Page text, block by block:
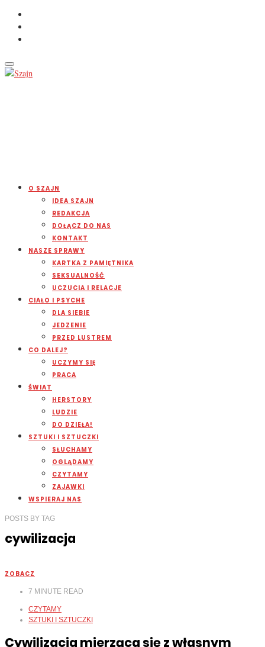
O SZAJN
IDEA SZAJN
REDAKCJA
DOŁĄCZ DO NAS
KONTAKT
NASZE SPRAWY
KARTKA Z PAMIĘTNIKA
SEKSUALNOŚĆ
UCZUCIA I RELACJE
CIAŁO I PSYCHE
DLA SIEBIE
JEDZENIE
PRZED LUSTREM
CO DALEJ?
UCZYMY SIĘ
PRACA
ŚWIAT
HERSTORY
LUDZIE
DO DZIEŁA!
SZTUKI I SZTUCZKI
SŁUCHAMY
OGLĄDAMY
CZYTAMY
ZAJAWKI
WSPIERAJ NAS
POSTS BY TAG
cywilizacja
ZOBACZ
7 MINUTE READ
CZYTAMY
SZTUKI I SZTUCZKI
Cywilizacja mierząca się z własnym